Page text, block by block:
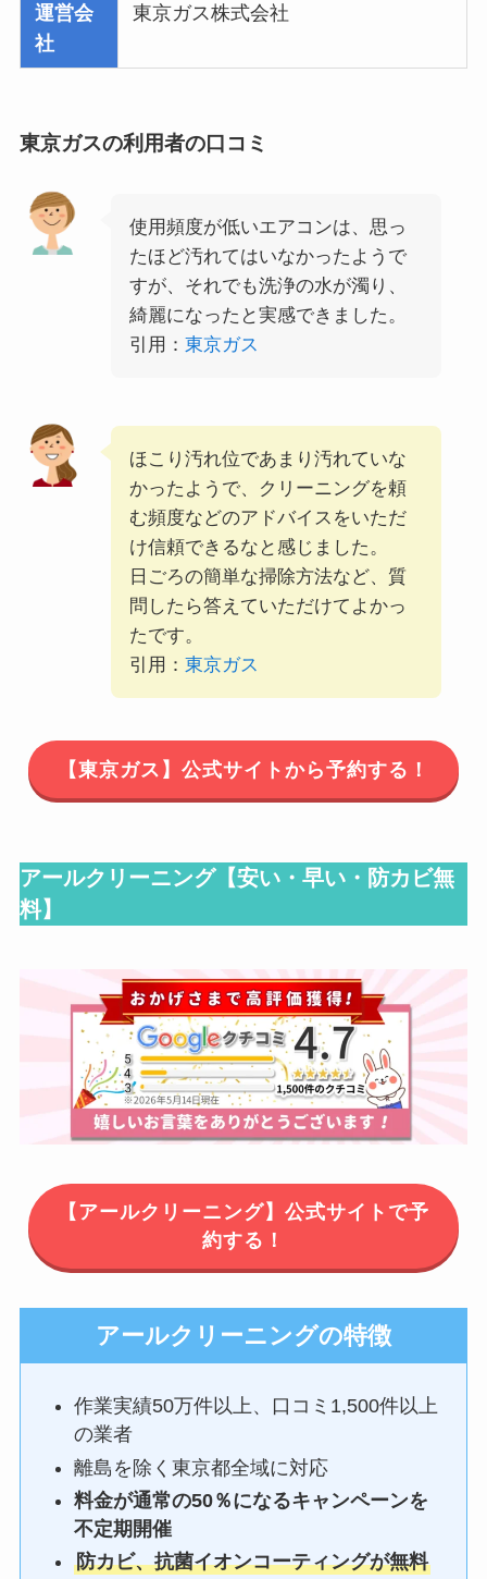
運営会
社
東京ガス株式会社
東京ガスの利用者の口コミ
使用頻度が低いエアコンは、思っ
たほど汚れてはいなかったようで
すが、それでも洗浄の水が濁り、
綺麗になったと実感できました。
引用： 東京ガス
ほこり汚れ位であまり汚れていな
かったようで、クリーニングを頼
む頻度などのアドバイスをいただ
け信頼できるなと感じました。
日ごろの簡単な掃除方法など、質
問したら答えていただけてよかっ
たです。
引用： 東京ガス
【東京ガス】公式サイトから予約する！
アールクリーニング【安い・早い・防カビ無
料】
【アールクリーニング】公式サイトで予
約する！
アールクリーニングの特徴
作業実績50万件以上、口コミ1,500件以上
の業者
離島を除く東京都全域に対応
料金が通常の50％になるキャンペーンを
不定期開催
防カビ、抗菌イオンコーティングが無料